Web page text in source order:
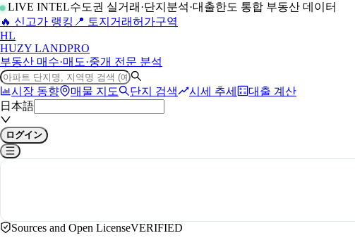
LIVE INTEL수도권 실거래·단지분석·대출한도 통합 부동산 데이터
🔥 신고가 랭킹 📍 토지거래허가구역
HL
HUZY LANDPRO
부동산 매수·매도·중개 전문 분석
시장 동향 매물 지도 단지 검색 시세 추세
대출 계산
日本語
ログイン
Sources and Open LicenseVERIFIED